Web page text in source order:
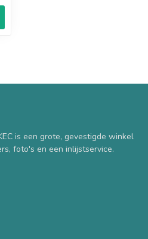
is een grote, gevestigde winkel
foto's en een inlijstservice.